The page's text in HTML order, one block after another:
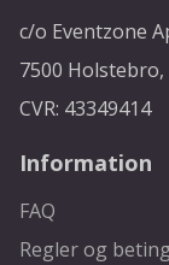
c/o Eventzone
7500
CVR: 43349414
Information
FAQ
Regler og